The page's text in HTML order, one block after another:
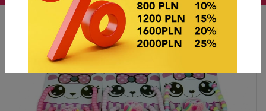
Strona główna Biżuteria dziecięca